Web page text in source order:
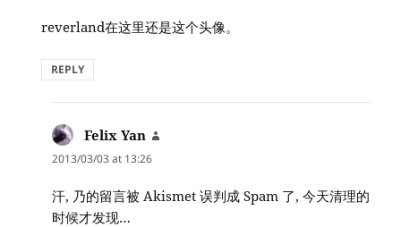
reverland在这里还是这个头像。
REPLY
Felix Yan
2013/03/03 at 13:26
汗, 乃的留言被 Akismet 误判成 Spam 了, 今天清理的
时候才发现…